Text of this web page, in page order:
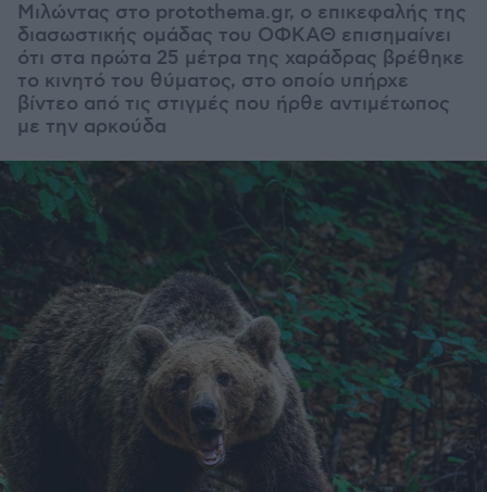
Μιλώντας στο protothema.gr, ο επικεφαλής της
διασωστικής ομάδας του ΟΦΚΑΘ επισημαίνει
ότι στα πρώτα 25 μέτρα της χαράδρας βρέθηκε
το κινητό του θύματος, στο οποίο υπήρχε
βίντεο από τις στιγμές που ήρθε αντιμέτωπος
με την αρκούδα